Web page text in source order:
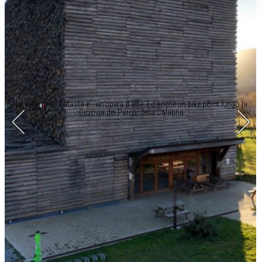
La sede della Catasta è… un’opera d’arte. Ed anche un bike point lungo la
Ciclovia dei Parchi della Calabria